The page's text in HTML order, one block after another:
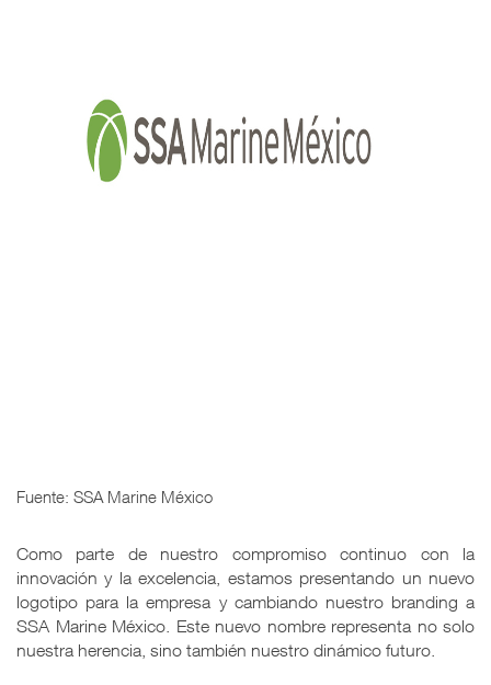
Fuente: SSA Marine México
Como parte de nuestro compromiso continuo con la
innovación y la excelencia, estamos presentando un nuevo
logotipo para la empresa y cambiando nuestro branding a
SSA Marine México. Este nuevo nombre representa no solo
nuestra herencia, sino también nuestro dinámico futuro.